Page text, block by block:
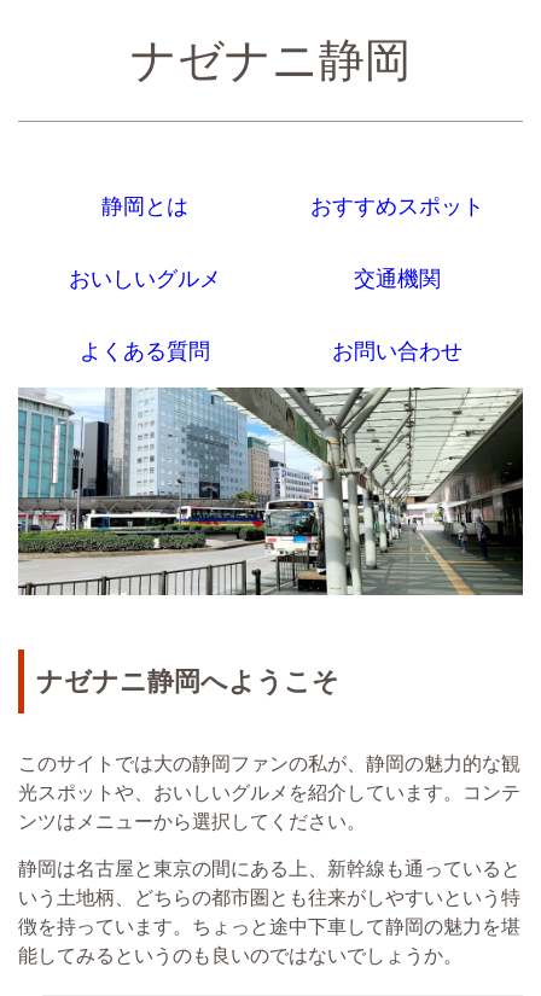
ナゼナニ静岡
静岡とは おすすめスポット
おいしいグルメ 交通機関
よくある質問 お問い合わせ
ナゼナニ静岡へようこそ
このサイトでは大の静岡ファンの私が、静岡の魅力的な観
光スポットや、おいしいグルメを紹介しています。コンテ
ンツはメニューから選択してください。
静岡は名古屋と東京の間にある上、新幹線も通っていると
いう土地柄、どちらの都市圏とも往来がしやすいという特
徴を持っています。ちょっと途中下車して静岡の魅力を堪
能してみるというのも良いのではないでしょうか。